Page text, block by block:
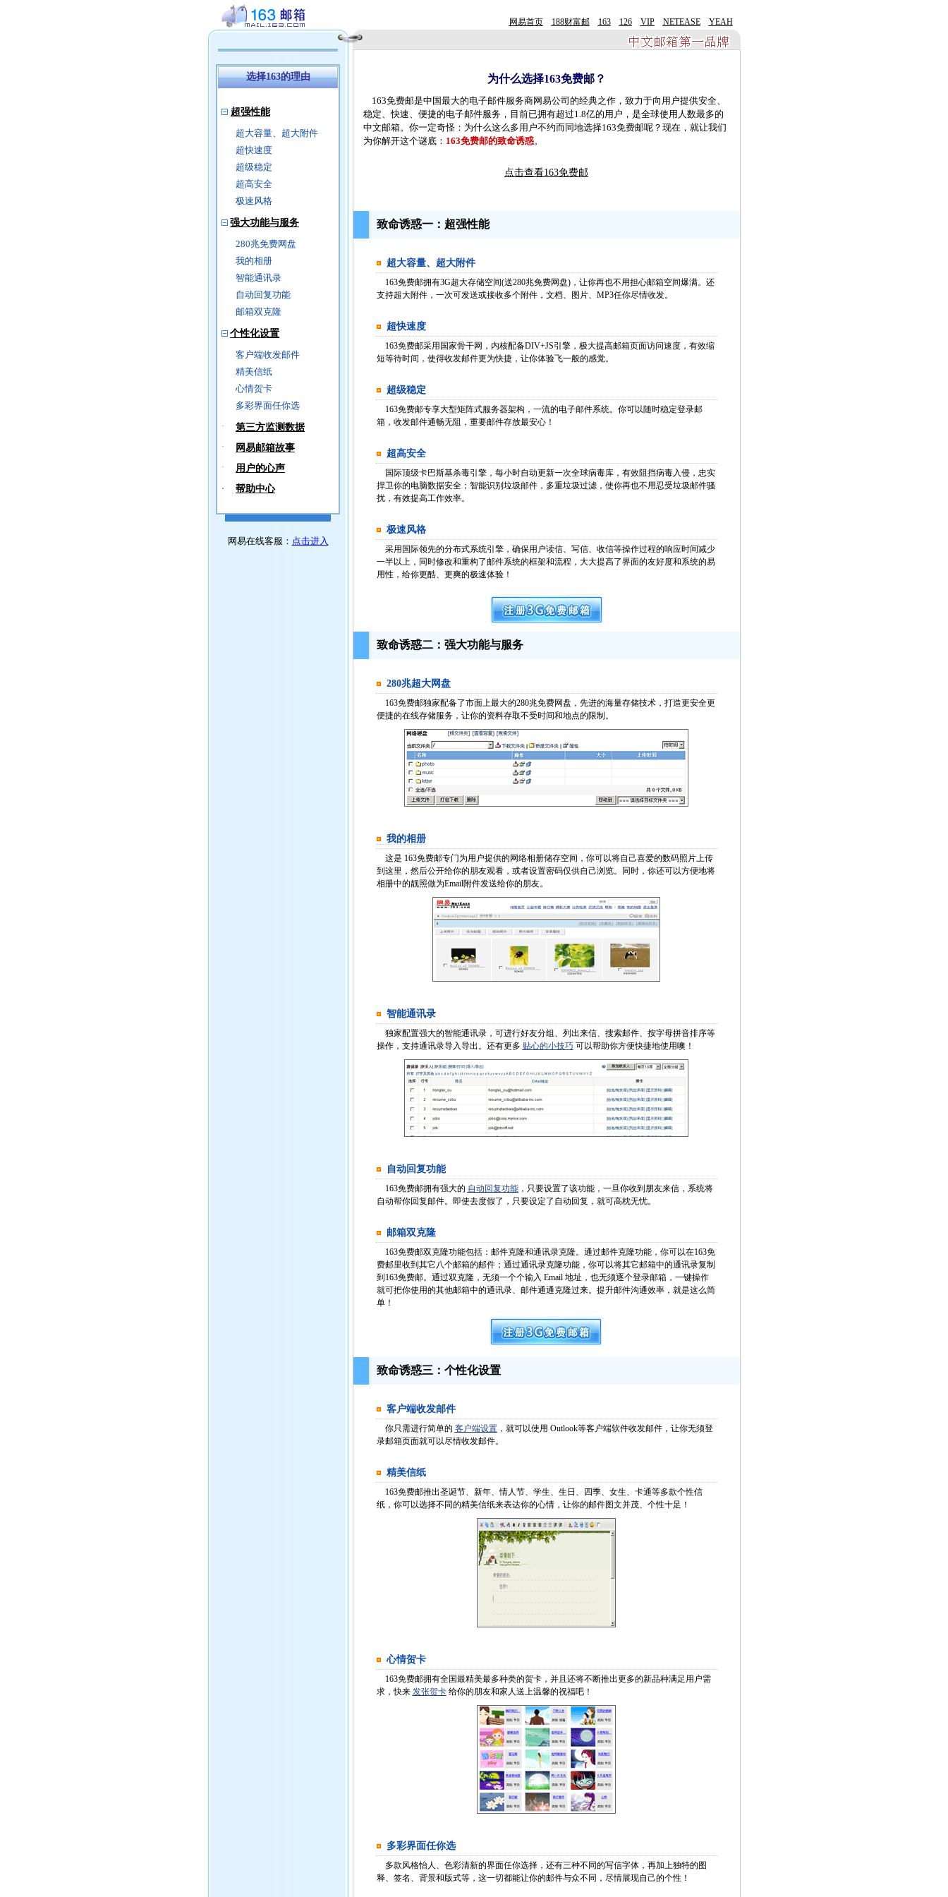
网易首页 188财富邮 163 126 VIP NETEASE YEAH
选择163的理由
超强性能
超大容量、超大附件
超快速度
超级稳定
超高安全
极速风格
强大功能与服务
280兆免费网盘
我的相册
智能通讯录
自动回复功能
邮箱双克隆
个性化设置
客户端收发邮件
精美信纸
心情贺卡
多彩界面任你选
· 第三方监测数据
· 网易邮箱故事
· 用户的心声
· 帮助中心
网易在线客服： 点击进入
为什么选择163免费邮？
163免费邮是中国最大的电子邮件服务商网易公司的经典之作，致力于向用户提供安全、
稳定、快速、便捷的电子邮件服务，目前已拥有超过1.8亿的用户，是全球使用人数最多的
中文邮箱。你一定奇怪：为什么这么多用户不约而同地选择163免费邮呢？现在，就让我们
为你解开这个谜底： 163免费邮的致命诱惑。
点击查看163免费邮
致命诱惑一：超强性能
超大容量、超大附件
163免费邮拥有3G超大存储空间(送280兆免费网盘)，让你再也不用担心邮箱空间爆满。还
支持超大附件，一次可发送或接收多个附件，文档、图片、MP3任你尽情收发。
超快速度
163免费邮采用国家骨干网，内核配备DIV+JS引擎，极大提高邮箱页面访问速度，有效缩
短等待时间，使得收发邮件更为快捷，让你体验飞一般的感觉。
超级稳定
163免费邮专享大型矩阵式服务器架构，一流的电子邮件系统。你可以随时稳定登录邮
箱，收发邮件通畅无阻，重要邮件存放最安心！
超高安全
国际顶级卡巴斯基杀毒引擎，每小时自动更新一次全球病毒库，有效阻挡病毒入侵，忠实
捍卫你的电脑数据安全；智能识别垃圾邮件，多重垃圾过滤，使你再也不用忍受垃圾邮件骚
扰，有效提高工作效率。
极速风格
采用国际领先的分布式系统引擎，确保用户读信、写信、收信等操作过程的响应时间减少
一半以上，同时修改和重构了邮件系统的框架和流程，大大提高了界面的友好度和系统的易
用性，给你更酷、更爽的极速体验！
致命诱惑二：强大功能与服务
280兆超大网盘
163免费邮独家配备了市面上最大的280兆免费网盘，先进的海量存储技术，打造更安全更
便捷的在线存储服务，让你的资料存取不受时间和地点的限制。
我的相册
这是 163免费邮专门为用户提供的网络相册储存空间，你可以将自己喜爱的数码照片上传
到这里，然后公开给你的朋友观看，或者设置密码仅供自己浏览。同时，你还可以方便地将
相册中的靓照做为Email附件发送给你的朋友。
智能通讯录
独家配置强大的智能通讯录，可进行好友分组、列出来信、搜索邮件、按字母拼音排序等
操作，支持通讯录导入导出。还有更多 贴心的小技巧可以帮助你方便快捷地使用噢！
自动回复功能
163免费邮拥有强大的 自动回复功能，只要设置了该功能，一旦你收到朋友来信，系统将
自动帮你回复邮件。即使去度假了，只要设定了自动回复，就可高枕无忧。
邮箱双克隆
163免费邮双克隆功能包括：邮件克隆和通讯录克隆。通过邮件克隆功能，你可以在163免
费邮里收到其它八个邮箱的邮件；通过通讯录克隆功能，你可以将其它邮箱中的通讯录复制
到163免费邮。通过双克隆，无须一个个输入 Email 地址，也无须逐个登录邮箱，一键操作
就可把你使用的其他邮箱中的通讯录、邮件通通克隆过来。提升邮件沟通效率，就是这么简
单！
致命诱惑三：个性化设置
客户端收发邮件
你只需进行简单的 客户端设置，就可以使用 Outlook等客户端软件收发邮件，让你无须登
录邮箱页面就可以尽情收发邮件。
精美信纸
163免费邮推出圣诞节、新年、情人节、学生、生日、四季、女生、卡通等多款个性信
纸，你可以选择不同的精美信纸来表达你的心情，让你的邮件图文并茂、个性十足！
心情贺卡
163免费邮拥有全国最精美最多种类的贺卡，并且还将不断推出更多的新品种满足用户需
求，快来 发张贺卡给你的朋友和家人送上温馨的祝福吧！
多彩界面任你选
多款风格怡人、色彩清新的界面任你选择，还有三种不同的写信字体，再加上独特的图
释、签名、背景和版式等，这一切都能让你的邮件与众不同，尽情展现自己的个性！